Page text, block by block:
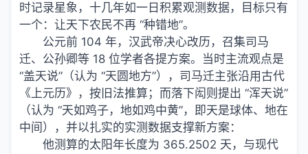
时记录星象，十几年如一日积累观测数据，目标只有
一个：让天下农民不再 “种错地”。
公元前 104 年，汉武帝决心改历，召集司马
迁、公孙卿等 18 位学者各提方案。当时主流观点是
“盖天说”（认为 “天圆地方”），司马迁主张沿用古代
《上元历》，按旧法推算；而落下闳则提出 “浑天说”
（认为 “天如鸡子，地如鸡中黄”，即天是球体、地在
中间），并以扎实的实测数据支撑新方案：
他测算的太阳年长度为 365.2502 天，与现代